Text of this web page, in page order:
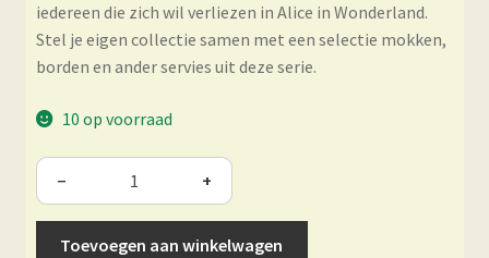
iedereen die zich wil verliezen in Alice in Wonderland.
Stel je eigen collectie samen met een selectie mokken,
borden en ander servies uit deze serie.
10 op voorraad
− +
Toevoegen aan winkelwagen